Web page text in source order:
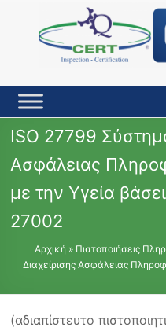
content
ISO 27799
Ασφάλειας
με την Υγεία
27002
Αρχική » Πιστοποιήσεις
Διαχείρισης Ασφάλειας
(αδιαπίστευτο